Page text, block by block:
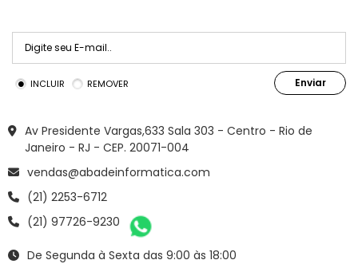
INCLUIR REMOVER Enviar
Av Presidente Vargas,633 Sala 303 - Centro - Rio de
Janeiro - RJ - CEP. 20071-004
vendas@abadeinformatica.com
(21) 2253-6712
(21) 97726-9230
De Segunda à Sexta das 9:00 às 18:00